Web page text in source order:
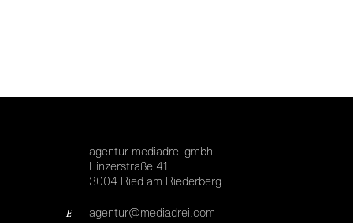
agentur mediadrei gmbh
Linzerstraße 41
3004 Ried am Riederberg
E
agentur@mediadrei.com